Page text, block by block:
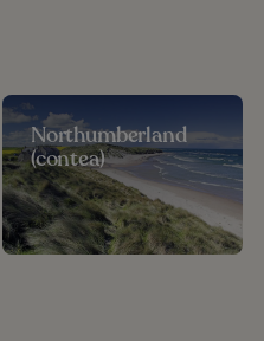
Northumberland
(contea)